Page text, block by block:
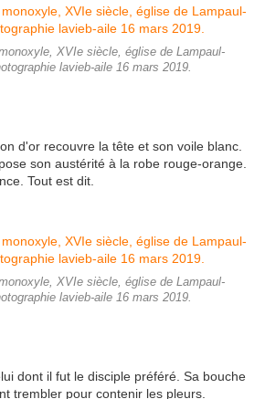
XVIe siècle, église de Lampaul-
lavieb-aile 16 mars 2019.
d'or recouvre la tête et son voile blanc.
son austérité à la robe rouge-orange.
Tout est dit.
XVIe siècle, église de Lampaul-
lavieb-aile 16 mars 2019.
dont il fut le disciple préféré. Sa bouche
trembler pour contenir les pleurs.